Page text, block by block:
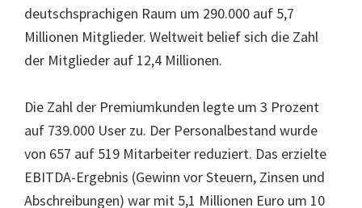
deutschsprachigen Raum um 290.000 auf 5,7
Millionen Mitglieder. Weltweit belief sich die Zahl
der Mitglieder auf 12,4 Millionen.
Die Zahl der Premiumkunden legte um 3 Prozent
auf 739.000 User zu. Der Personalbestand wurde
von 657 auf 519 Mitarbeiter reduziert. Das erzielte
EBITDA-Ergebnis (Gewinn vor Steuern, Zinsen und
Abschreibungen) war mit 5,1 Millionen Euro um 10